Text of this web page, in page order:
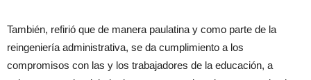
También, refirió que de manera paulatina y como parte de la
reingeniería administrativa, se da cumplimiento a los
compromisos con las y los trabajadores de la educación, a